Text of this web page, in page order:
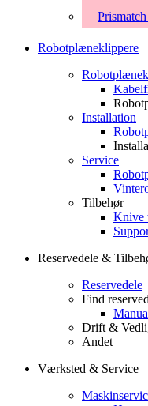
Robotplæneklippere
Installation
Service
Tilbehør
Knive
Reservedele &
Reservedele
Find
Drift &
Andet
Værksted & Service